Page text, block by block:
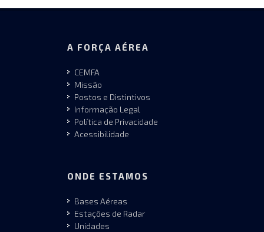
A FORÇA AÉREA
CEMFA
Missão
Postos e Distintivos
Informação Legal
Política de Privacidade
Acessibilidade
ONDE ESTAMOS
Bases Aéreas
Estações de Radar
Unidades